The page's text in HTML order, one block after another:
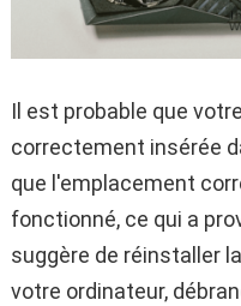
Il est probable que
correctement insérée
que l'emplacement
fonctionné, ce qui a
suggère de réinstaller
votre ordinateur,